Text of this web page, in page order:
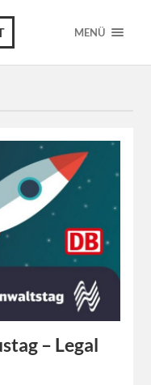
MENÜ
– Legal